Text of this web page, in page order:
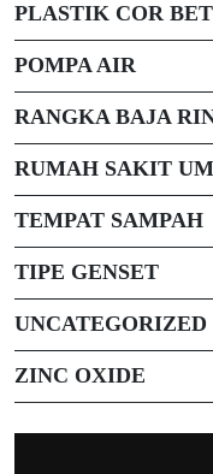
PLASTIK COR
POMPA AIR
RANGKA BAJA
RUMAH SAKIT
TEMPAT SAMPAH
TIPE GENSET
UNCATEGORIZED
ZINC OXIDE